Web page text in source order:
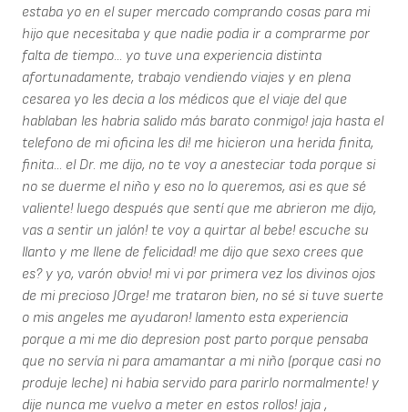
estaba yo en el super mercado comprando cosas para mi
hijo que necesitaba y que nadie podia ir a comprarme por
falta de tiempo... yo tuve una experiencia distinta
afortunadamente, trabajo vendiendo viajes y en plena
cesarea yo les decia a los médicos que el viaje del que
hablaban les habria salido más barato conmigo! jaja hasta el
telefono de mi oficina les di! me hicieron una herida finita,
finita... el Dr. me dijo, no te voy a anesteciar toda porque si
no se duerme el niño y eso no lo queremos, asi es que sé
valiente! luego después que sentí que me abrieron me dijo,
vas a sentir un jalón! te voy a quirtar al bebe! escuche su
llanto y me llene de felicidad! me dijo que sexo crees que
es? y yo, varón obvio! mi vi por primera vez los divinos ojos
de mi precioso JOrge! me trataron bien, no sé si tuve suerte
o mis angeles me ayudaron! lamento esta experiencia
porque a mi me dio depresion post parto porque pensaba
que no servía ni para amamantar a mi niño (porque casi no
produje leche) ni habia servido para parirlo normalmente! y
dije nunca me vuelvo a meter en estos rollos! jaja ,